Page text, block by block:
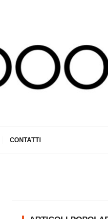
CONTATTI